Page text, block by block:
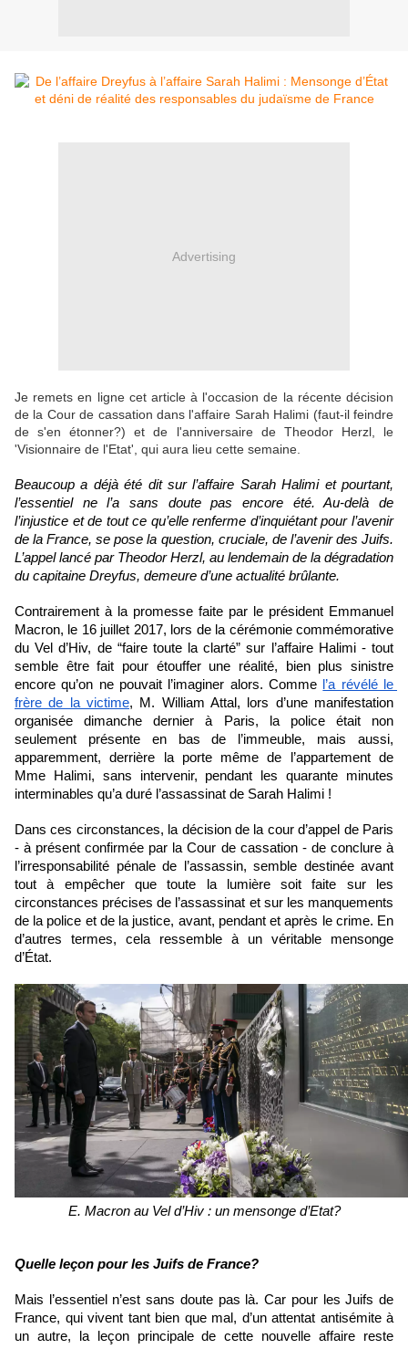
Advertising
Je remets en ligne cet article à l'occasion de la récente décision
de la Cour de cassation dans l'affaire Sarah Halimi (faut-il feindre
de s'en étonner?) et de l'anniversaire de Theodor Herzl, le
'Visionnaire de l'Etat', qui aura lieu cette semaine.
Beaucoup a déjà été dit sur l’affaire Sarah Halimi et pourtant,
l’essentiel ne l’a sans doute pas encore été. Au-delà de
l’injustice et de tout ce qu’elle renferme d’inquiétant pour l’avenir
de la France, se pose la question, cruciale, de l’avenir des Juifs.
L’appel lancé par Theodor Herzl, au lendemain de la dégradation
du capitaine Dreyfus, demeure d’une actualité brûlante.
Contrairement à la promesse faite par le président Emmanuel
Macron, le 16 juillet 2017, lors de la cérémonie commémorative
du Vel d’Hiv, de “faire toute la clarté” sur l’affaire Halimi - tout
semble être fait pour étouffer une réalité, bien plus sinistre
encore qu’on ne pouvait l’imaginer alors. Comme
l’a révélé le
frère de la victime, M. William Attal, lors d’une manifestation
organisée dimanche dernier à Paris, la police était non
seulement présente en bas de l’immeuble, mais aussi,
apparemment, derrière la porte même de l’appartement de
Mme Halimi, sans intervenir, pendant les quarante minutes
interminables qu’a duré l’assassinat de Sarah Halimi !
Dans ces circonstances, la décision de la cour d’appel de Paris
- à présent confirmée par la Cour de cassation - de conclure à
l’irresponsabilité pénale de l’assassin, semble destinée avant
tout à empêcher que toute la lumière soit faite sur les
circonstances précises de l’assassinat et sur les manquements
de la police et de la justice, avant, pendant et après le crime. En
d’autres termes, cela ressemble à un véritable mensonge
d’État.
E. Macron au Vel d’Hiv : un mensonge d’Etat?
Quelle leçon pour les Juifs de France?
Mais l’essentiel n’est sans doute pas là. Car pour les Juifs de
France, qui vivent tant bien que mal, d’un attentat antisémite à
un autre, la leçon principale de cette nouvelle affaire reste